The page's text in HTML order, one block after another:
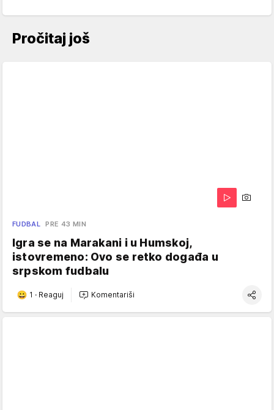
Pročitaj još
FUDBAL PRE 43 MIN
Igra se na Marakani i u Humskoj,
istovremeno: Ovo se retko događa u
srpskom fudbalu
1 · Reaguj Komentariši